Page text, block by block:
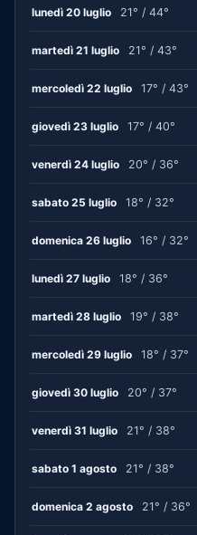
lunedì 20 luglio 21° / 44°
martedì 21 luglio 21° / 43°
mercoledì 22 luglio 17° / 43°
giovedì 23 luglio 17° / 40°
venerdì 24 luglio 20° / 36°
sabato 25 luglio 18° / 32°
domenica 26 luglio 16° / 32°
lunedì 27 luglio 18° / 36°
martedì 28 luglio 19° / 38°
mercoledì 29 luglio 18° / 37°
giovedì 30 luglio 20° / 37°
venerdì 31 luglio 21° / 38°
sabato 1 agosto 21° / 38°
domenica 2 agosto 21° / 36°